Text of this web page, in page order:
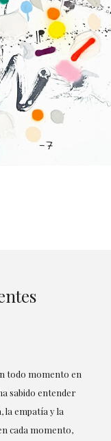
todo momento en
sabido entender
la empatía y la
cada momento,